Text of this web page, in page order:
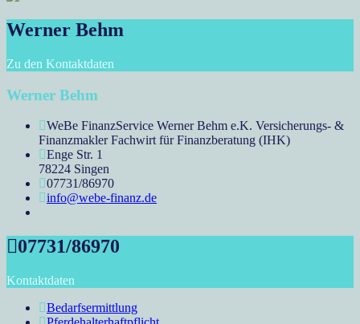
Werner Behm
Zu den Kontaktdaten
Werner Behm
WeBe FinanzService Werner Behm e.K. Versicherungs- &
Finanzmakler Fachwirt für Finanzberatung (IHK)
Enge Str. 1
78224 Singen
07731/86970
info@webe-finanz.de
07731/86970
Kontaktdaten
Bedarfsermittlung